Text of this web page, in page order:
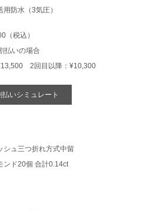
用防水（3気圧）
（税込）
払いの場合
2回目以降：¥10,300
払いシミュレート
シュ三つ折れ方式中留
ンド20個 合計0.14ct